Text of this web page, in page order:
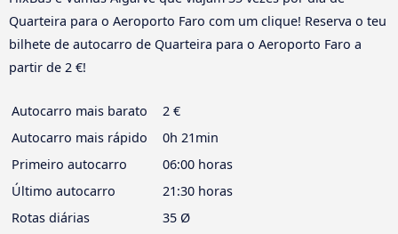
Quarteira para o Aeroporto Faro com um clique! Reserva o teu
bilhete de autocarro de Quarteira para o Aeroporto Faro a
partir de 2 €!
Autocarro mais barato
2 €
Autocarro mais rápido
0h 21min
Primeiro autocarro
06:00 horas
Último autocarro
21:30 horas
Rotas diárias
35 Ø